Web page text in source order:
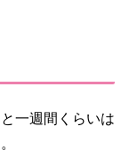
一週間くらいは